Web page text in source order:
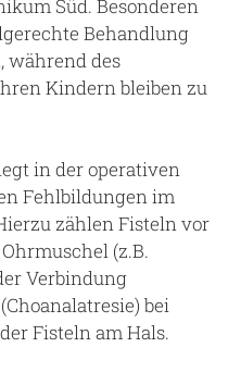
Süd. Besonderen
Behandlung
während des
Kindern bleiben zu
in der operativen
Fehlbildungen im
zählen Fisteln vor
(z.B.
Verbindung
bei
Fisteln am Hals.